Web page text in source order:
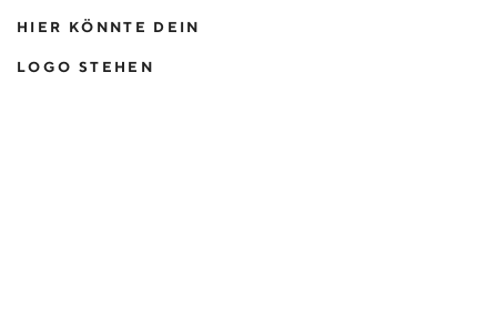
HIER KÖNNTE DEIN
LOGO STEHEN